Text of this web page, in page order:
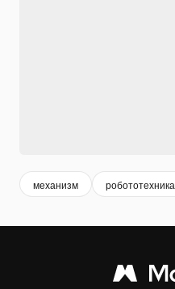
механизм робототехника